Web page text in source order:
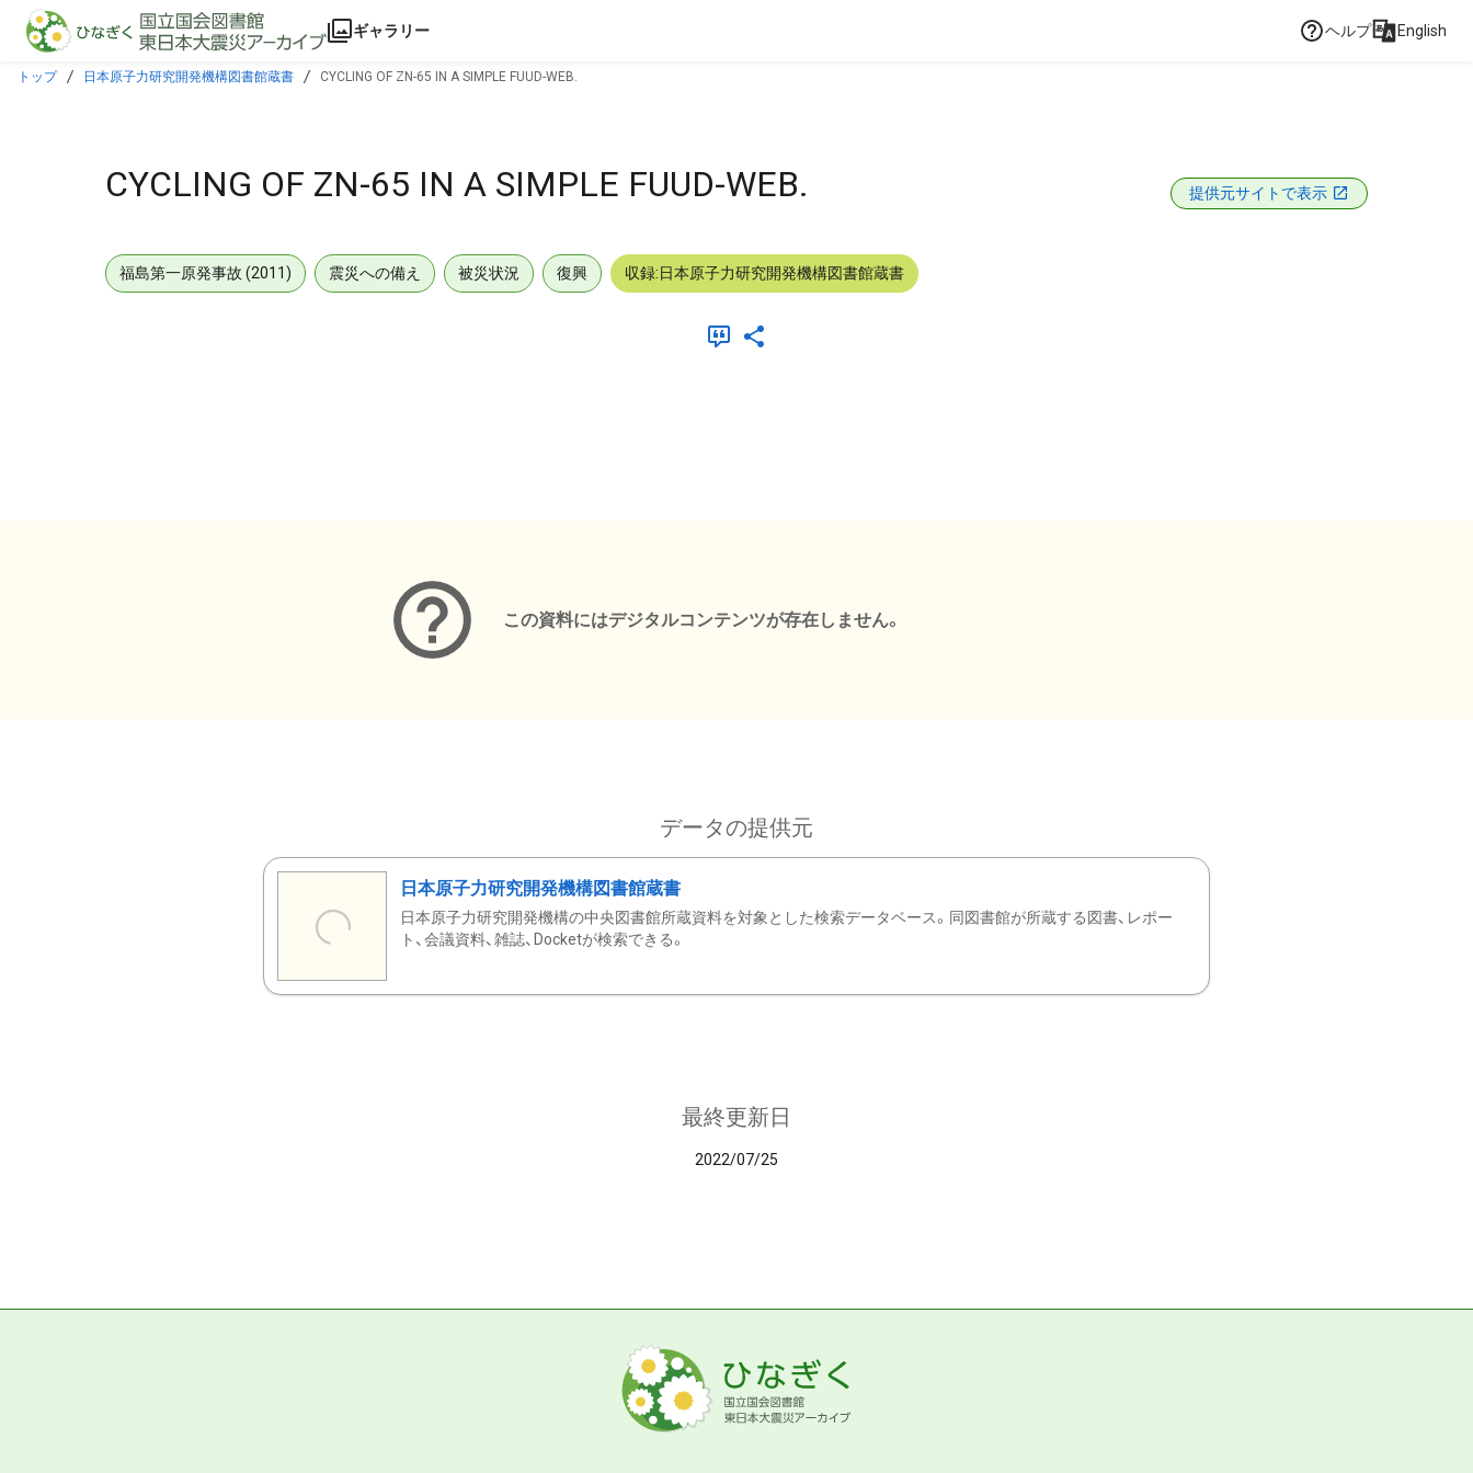
本文に飛ぶ
ギャラリー ヘルプ English
トップ 日本原子力研究開発機構図書館蔵書 CYCLING OF ZN-65 IN A SIMPLE FUUD-WEB.
CYCLING OF ZN-65 IN A SIMPLE FUUD-WEB. 提供元サイトで表示
福島第一原発事故 (2011) 震災への備え 被災状況 復興 収録:日本原子力研究開発機構図書館蔵書
この資料にはデジタルコンテンツが存在しません。
データの提供元
日本原子力研究開発機構図書館蔵書
日本原子力研究開発機構の中央図書館所蔵資料を対象とした検索データベース。同図書館が所蔵する図書、レポー
ト、会議資料、雑誌、Docketが検索できる。
最終更新日
2022/07/25